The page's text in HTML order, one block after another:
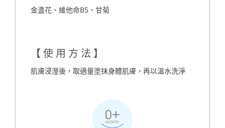
金盞花、維他命B5、甘菊
【使用方法】
肌膚浸溼後，取適量塗抹身體肌膚，再以溫水洗淨